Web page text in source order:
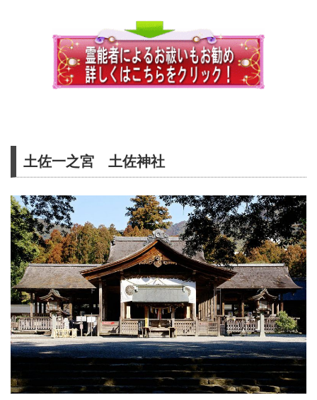
土佐一之宮 土佐神社